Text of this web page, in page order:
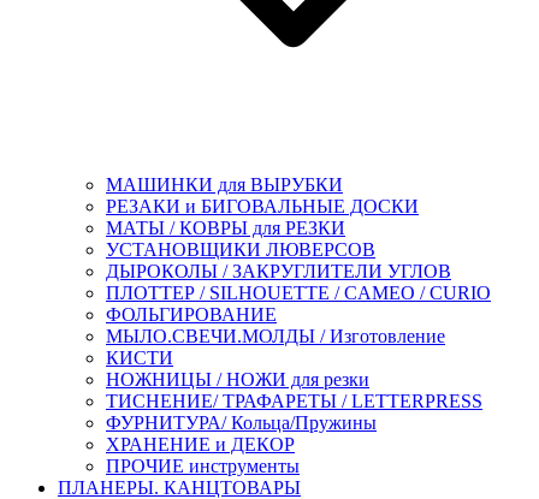
МАШИНКИ для ВЫРУБКИ
РЕЗАКИ и БИГОВАЛЬНЫЕ ДОСКИ
МАТЫ / КОВРЫ для РЕЗКИ
УСТАНОВЩИКИ ЛЮВЕРСОВ
ДЫРОКОЛЫ / ЗАКРУГЛИТЕЛИ УГЛОВ
ПЛОТТЕР / SILHOUETTE / CAMEO / CURIO
ФОЛЬГИРОВАНИЕ
МЫЛО.СВЕЧИ.МОЛДЫ / Изготовление
КИСТИ
НОЖНИЦЫ / НОЖИ для резки
ТИСНЕНИЕ/ ТРАФАРЕТЫ / LETTERPRESS
ФУРНИТУРА/ Кольца/Пружины
ХРАНЕНИЕ и ДЕКОР
ПРОЧИЕ инструменты
ПЛАНЕРЫ. КАНЦТОВАРЫ